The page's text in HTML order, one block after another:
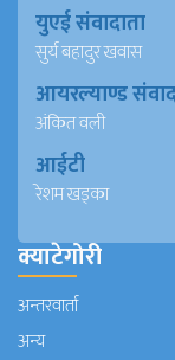
युएई संवादाता
सुर्य बहादुर खवास
आयरल्याण्ड
अंकित वली
आईटी
रेशम खड्का
क्याटेगोरी
अन्तरवार्ता
अन्य